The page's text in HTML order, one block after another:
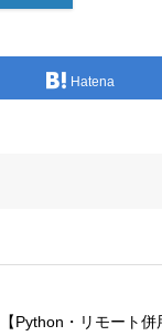
Hatena
【Python・リモート